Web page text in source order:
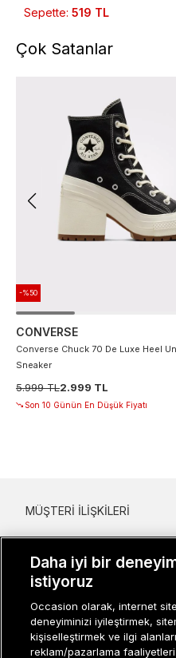
Sepette: 519 TL
Çok Satanlar
-%50
CONVERSE
Converse Chuck 70 De Luxe Heel
Sneaker
5.999 TL2.999 TL
Son 10 Günün En Düşük Fiyatı
MÜŞTERI İLIŞKILERI
KADIN KATEGORILER
GRUP MARKALAR
ERKEK KATEGORILER
Daha iyi bir
istiyoruz
Occasion olarak, internet
deneyiminizi iyileştirmek,
kişiselleştirmek ve ilgi
reklam/pazarlama